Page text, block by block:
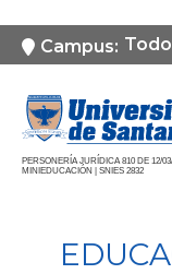
Campus:
PERSONERÍA JURÍDICA 810 DE 12/
MINIEDUCACIÓN | SNIES 2832